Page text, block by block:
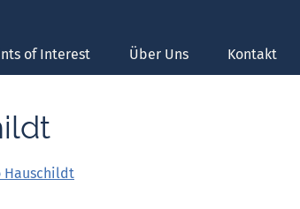
of Interest Über Uns Kontakt
Hauschildt